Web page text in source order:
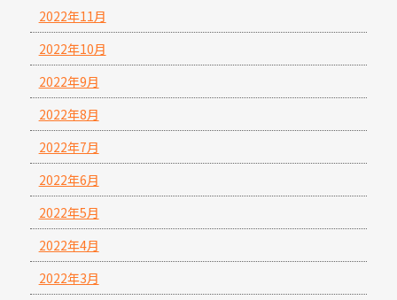
2022年11月
2022年10月
2022年9月
2022年8月
2022年7月
2022年6月
2022年5月
2022年4月
2022年3月